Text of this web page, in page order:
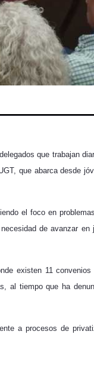
que trabajan
que abarca desde
el foco en
de avanzar
existen 11 convenios
al tiempo que ha
a procesos de